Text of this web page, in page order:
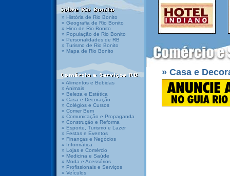
» História de Rio Bonito
» Geografia de Rio Bonito
» Hino de Rio Bonito
» População de Rio Bonito
» Personalidades de RB
» Turismo de Rio Bonito
» Mapa de Rio Bonito
» Alimentos e Bebidas
» Animais
» Beleza e Estética
» Casa e Decoração
» Colégios e Cursos
» Comer Bem
» Comunicação e Propaganda
» Construção e Reforma
» Esporte, Turismo e Lazer
» Festas e Eventos
» Finanças e Negócios
» Informática
» Lojas e Comércio
» Medicina e Saúde
» Moda e Acessórios
» Profissionais e Serviços
» Veículos
» Casa e